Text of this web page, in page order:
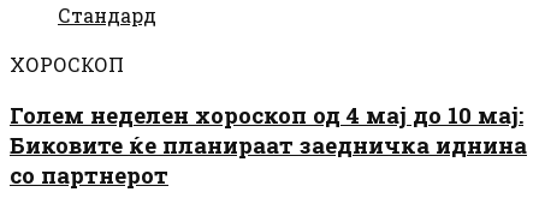
Стандард
ХОРОСКОП
Голем неделен хороскоп од 4 мај до 10 мај:
Биковите ќе планираат заедничка иднина
со партнерот